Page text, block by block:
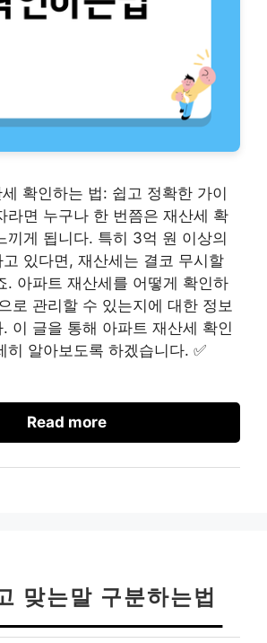
확인하는 법: 쉽고 정확한 가이
라면 누구나 한 번쯤은 재산세 확
끼게 됩니다. 특히 3억 원 이상의
있다면, 재산세는 결코 무시할
. 아파트 재산세를 어떻게 확인하
로 관리할 수 있는지에 대한 정보
이 글을 통해 아파트 재산세 확인
히 알아보도록 하겠습니다. ✅
Read more
맞는말 구분하는법